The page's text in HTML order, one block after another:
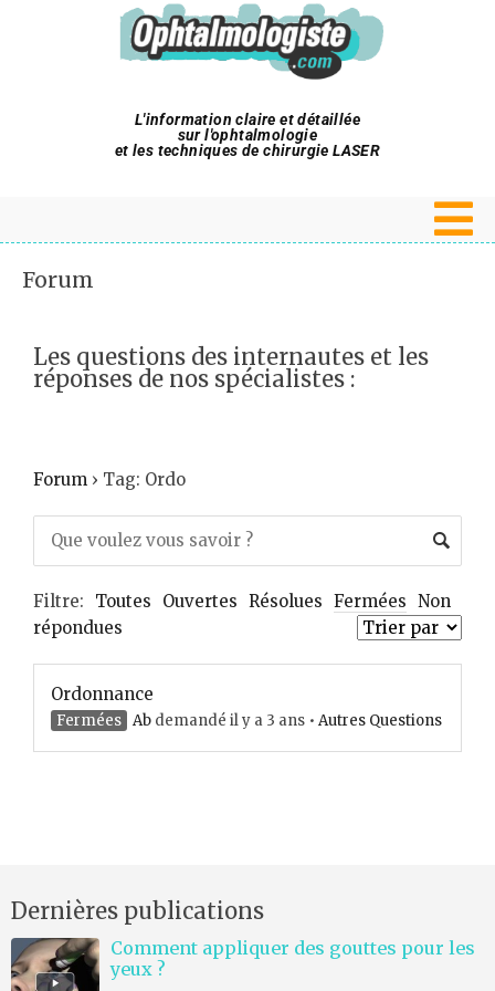
L'information claire et détaillée
sur l'ophtalmologie
et les techniques de chirurgie LASER
Forum
Les questions des internautes et les
réponses de nos spécialistes :
Forum › Tag: Ordo
Filtre: Toutes Ouvertes Résolues Fermées Non
répondues
Ordonnance
Fermées Ab demandé il y a 3 ans • Autres Questions
Dernières publications
Comment appliquer des gouttes pour les
yeux ?